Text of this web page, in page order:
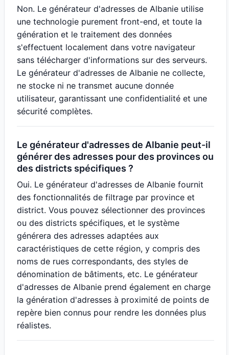
Non. Le générateur d'adresses de Albanie utilise
une technologie purement front-end, et toute la
génération et le traitement des données
s'effectuent localement dans votre navigateur
sans télécharger d'informations sur des serveurs.
Le générateur d'adresses de Albanie ne collecte,
ne stocke ni ne transmet aucune donnée
utilisateur, garantissant une confidentialité et une
sécurité complètes.
Le générateur d'adresses de Albanie peut-il
générer des adresses pour des provinces ou
des districts spécifiques ?
Oui. Le générateur d'adresses de Albanie fournit
des fonctionnalités de filtrage par province et
district. Vous pouvez sélectionner des provinces
ou des districts spécifiques, et le système
générera des adresses adaptées aux
caractéristiques de cette région, y compris des
noms de rues correspondants, des styles de
dénomination de bâtiments, etc. Le générateur
d'adresses de Albanie prend également en charge
la génération d'adresses à proximité de points de
repère bien connus pour rendre les données plus
réalistes.